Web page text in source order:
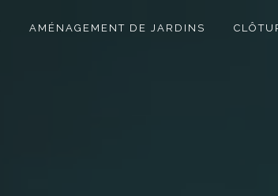
AMÉNAGEMENT DE JARDINS